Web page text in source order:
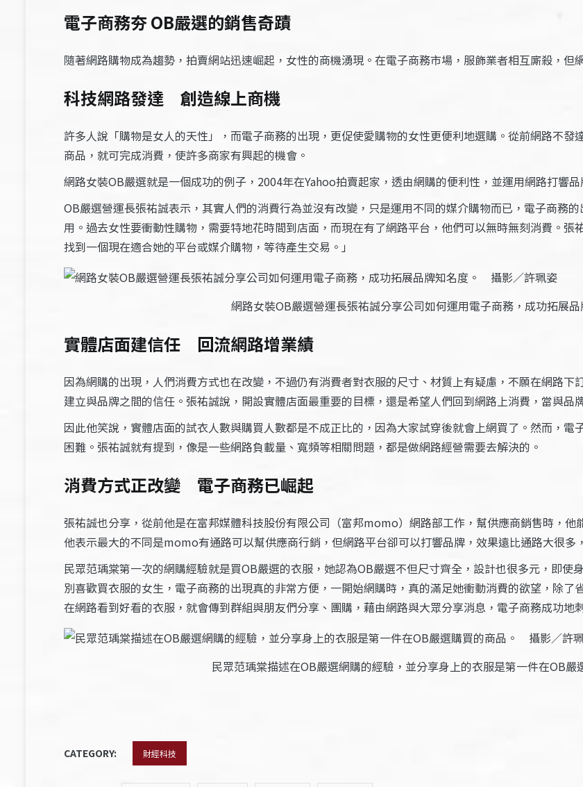
電子商務夯 OB嚴選的銷售奇蹟
隨著網路購物成為趨勢，拍賣網站迅速崛起，女性的商機湧現。在電子商務市場，服飾業者相互廝殺，但
科技網路發達 創造線上商機
許多人說「購物是女人的天性」，而電子商務的出現，更促使愛購物的女性更便利地選購。從前網路不
商品，就可完成消費，使許多商家有興起的機會。
網路女裝OB嚴選就是一個成功的例子，2004年在Yahoo拍賣起家，透由網購的便利性，並運用網路打響
OB嚴選營運長張祐誠表示，其實人們的消費行為並沒有改變，只是運用不同的媒介購物而已，電子商務
用。過去女性要衝動性購物，需要特地花時間到店面，而現在有了網路平台，他們可以無時無刻消費。張
找到一個現在適合她的平台或媒介購物，等待產生交易。」
網路女裝OB嚴選營運長張祐誠分享公司如何運用電子商務，成功拓展
實體店面建信任 回流網路增業績
因為網購的出現，人們消費方式也在改變，不過仍有消費者對衣服的尺寸、材質上有疑慮，不願在網路下
建立與品牌之間的信任。張祐誠說，開設實體店面最重要的目標，還是希望人們回到網路上消費，當與品
因此他笑說，實體店面的試衣人數與購買人數都是不成正比的，因為大家試穿後就會上網買了。然而，
困難。張祐誠就有提到，像是一些網路負載量、寬頻等相關問題，都是做網路經營需要去解決的。
消費方式正改變 電子商務已崛起
張祐誠也分享，從前他是在富邦媒體科技股份有限公司（富邦momo）網路部工作，幫供應商銷售時，他
他表示最大的不同是momo有通路可以幫供應商行銷，但網路平台卻可以打響品牌，效果遠比通路大很多
民眾范瑀棠第一次的網購經驗就是買OB嚴選的衣服，她認為OB嚴選不但尺寸齊全，設計也很多元，即
別喜歡買衣服的女生，電子商務的出現真的非常方便，一開始網購時，真的滿足她衝動消費的欲望，除
在網路看到好看的衣服，就會傳到群組與朋友們分享、團購，藉由網路與大眾分享消息，電子商務成功地
民眾范瑀棠描述在OB嚴選網購的經驗，並分享身上的衣服是第一件在OB
CATEGORY: 財經科技